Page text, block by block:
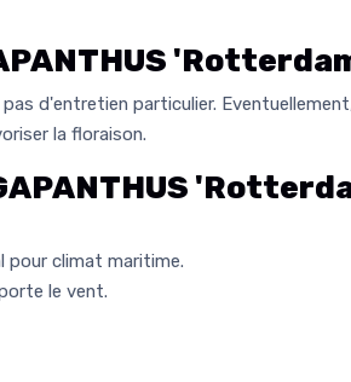
d'entretien particulier.
la floraison.
pour climat maritime.
le vent.